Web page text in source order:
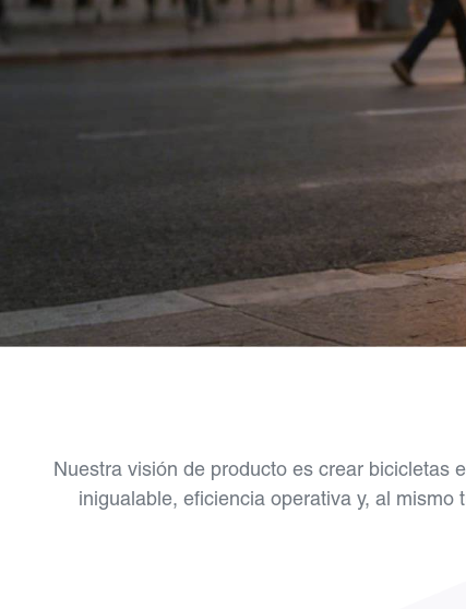
Nuestra visión de producto es crear bicicletas
inigualable, eficiencia operativa y, al